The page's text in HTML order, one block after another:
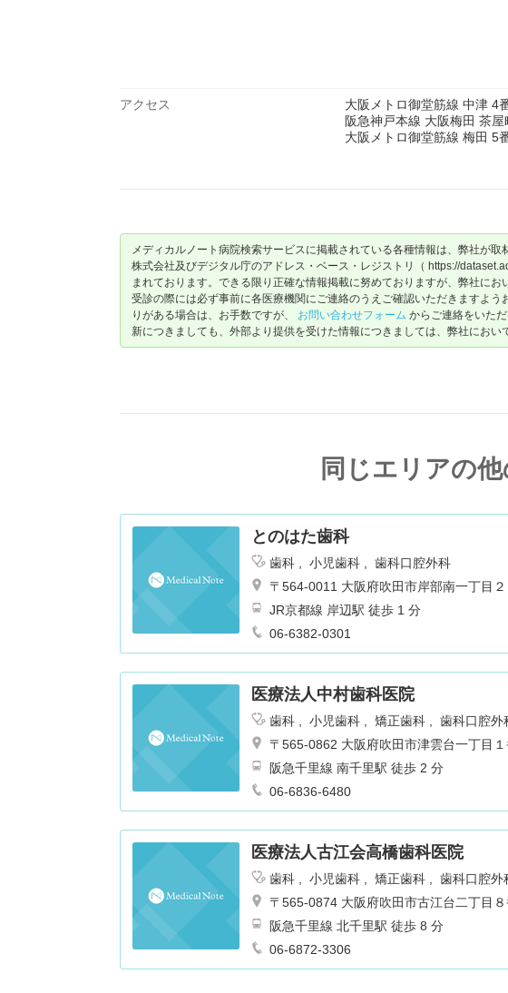
アクセス
大阪メトロ御堂筋線 中津 4
阪急神戸本線 大阪梅田 茶
大阪メトロ御堂筋線 梅田 5
メディカルノート病院検索サービスに掲載されている各種情報は、弊社が
株式会社及びデジタル庁のアドレス・ベース・レジストリ（ https://
まれております。できる限り正確な情報掲載に努めておりますが、弊社にお
受診の際には必ず事前に各医療機関にご連絡のうえご確認いただきますよ
りがある場合は、お手数ですが、 お問い合わせフォーム からご連絡をいた
新につきましても、外部より提供を受けた情報につきましては、弊社におい
同じエリアの
とのはた歯科
歯科 小児歯科
歯科口腔外科
〒564-0011 大阪府吹田市岸部南一丁目
JR京都線 岸辺駅 徒歩 1 分
06-6382-0301
医療法人中村歯科医院
歯科 小児歯科 矯正歯科
歯科口腔外
〒565-0862 大阪府吹田市津雲台一丁目１
阪急千里線 南千里駅 徒歩 2 分
06-6836-6480
医療法人古江会高橋歯科医院
歯科 小児歯科 矯正歯科
歯科口腔外
〒565-0874 大阪府吹田市古江台二丁目
阪急千里線 北千里駅 徒歩 8 分
06-6872-3306